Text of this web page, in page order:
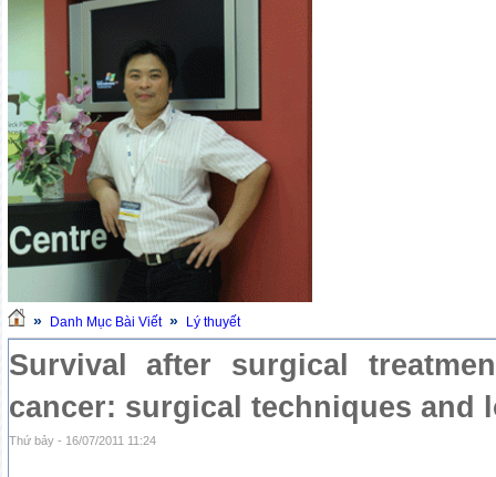
» Danh Mục Bài Viết » Lý thuyết
Survival after surgical
cancer: surgical techniques and
Thứ bảy - 16/07/2011 11:24